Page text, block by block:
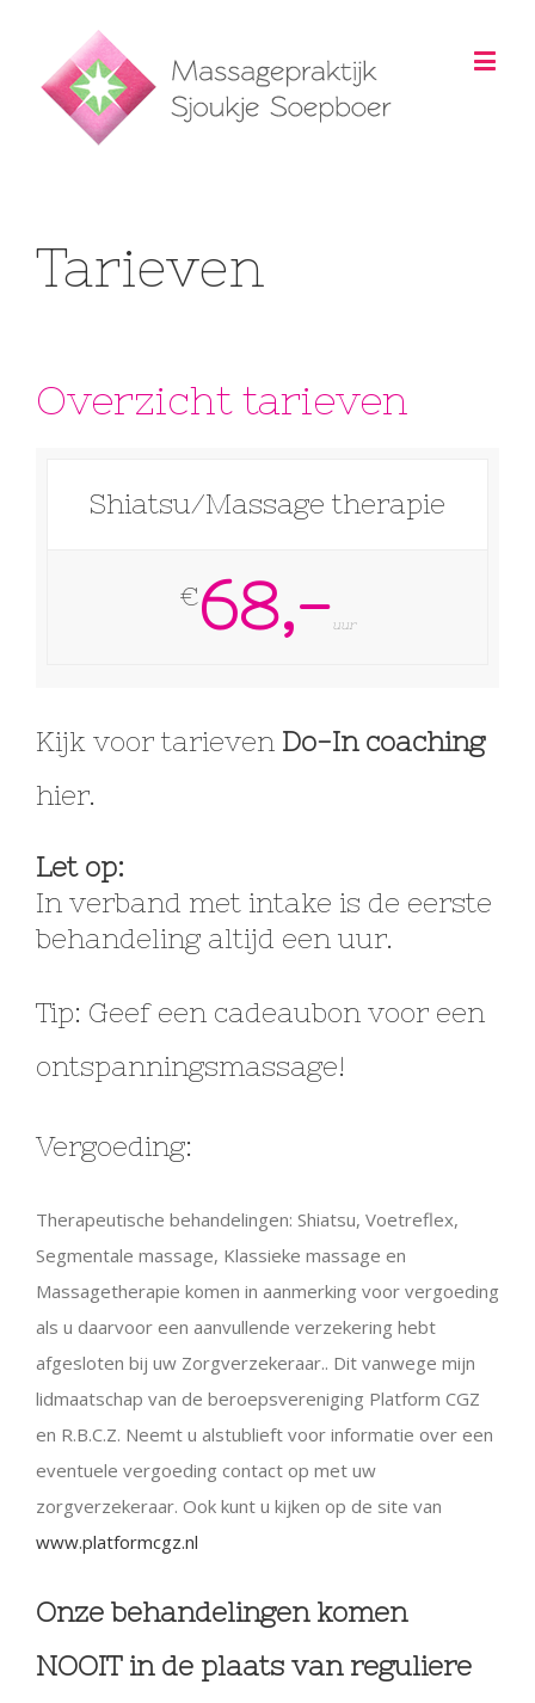
Tarieven
Overzicht tarieven
Shiatsu/Massage therapie
€68,-uur
Kijk voor tarieven Do-In coaching
hier.
Let op:
In verband met intake is de eerste
behandeling altijd een uur.
Tip: Geef een cadeaubon voor een
ontspanningsmassage!
Vergoeding:
Therapeutische behandelingen: Shiatsu, Voetreflex,
Segmentale massage, Klassieke massage en
Massagetherapie komen in aanmerking voor vergoeding
als u daarvoor een aanvullende verzekering hebt
afgesloten bij uw Zorgverzekeraar.. Dit vanwege mijn
lidmaatschap van de beroepsvereniging Platform CGZ
en R.B.C.Z. Neemt u alstublieft voor informatie over een
eventuele vergoeding contact op met uw
zorgverzekeraar. Ook kunt u kijken op de site van
www.platformcgz.nl
Onze behandelingen komen
NOOIT in de plaats van reguliere